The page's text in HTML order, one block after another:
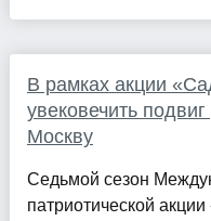
В рамках акции
увековечить
Москву
Седьмой сезон
патриотической